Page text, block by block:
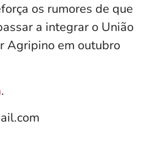
os rumores de que
a integrar o União
Agripino em outubro
.